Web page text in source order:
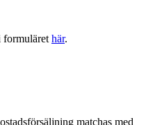
här.
matchas med